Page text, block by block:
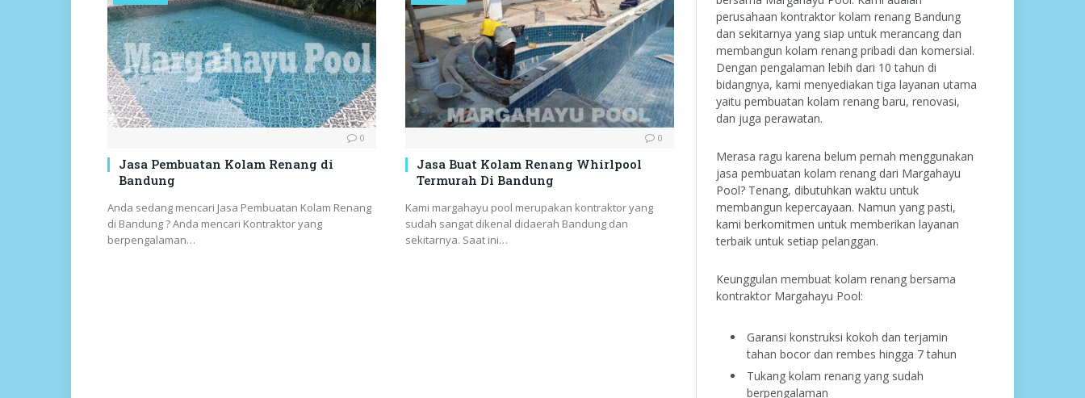
0
Jasa Pembuatan Kolam Renang di
Bandung
Anda sedang mencari Jasa Pembuatan Kolam Renang
di Bandung ? Anda mencari Kontraktor yang
berpengalaman…
0
Jasa Buat Kolam Renang Whirlpool
Termurah Di Bandung
Kami margahayu pool merupakan kontraktor yang
sudah sangat dikenal didaerah Bandung dan
sekitarnya. Saat ini…
perusahaan kontraktor kolam renang Bandung
dan sekitarnya yang siap untuk merancang dan
membangun kolam renang pribadi dan komersial.
Dengan pengalaman lebih dari 10 tahun di
bidangnya, kami menyediakan tiga layanan utama
yaitu pembuatan kolam renang baru, renovasi,
dan juga perawatan.
Merasa ragu karena belum pernah menggunakan
jasa pembuatan kolam renang dari Margahayu
Pool? Tenang, dibutuhkan waktu untuk
membangun kepercayaan. Namun yang pasti,
kami berkomitmen untuk memberikan layanan
terbaik untuk setiap pelanggan.
Keunggulan membuat kolam renang bersama
kontraktor Margahayu Pool:
Garansi konstruksi kokoh dan terjamin
tahan bocor dan rembes hingga 7 tahun
Tukang kolam renang yang sudah
berpengalaman